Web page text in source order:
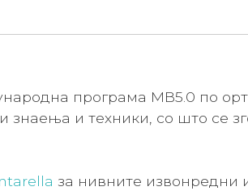
програма MB5.0 по
знаења и техники, со што се
за нивните извонредни